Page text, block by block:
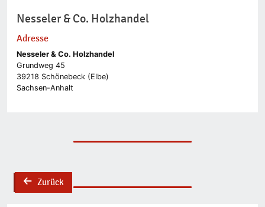
Nesseler & Co. Holzhandel
Adresse
Nesseler & Co. Holzhandel
Grundweg 45
39218 Schönebeck (Elbe)
Sachsen-Anhalt
backZurück